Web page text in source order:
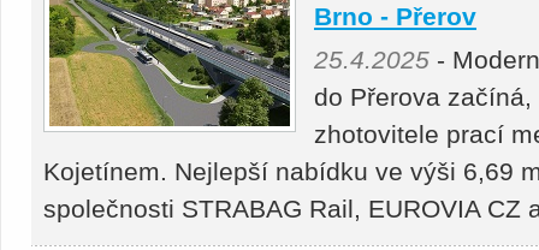
Brno - Přerov
25.4.2025 -
do Přerova
zhotovitele prací
Kojetínem. Nejlepší nabídku ve výši 6,69
společnosti STRABAG Rail, EUROVIA